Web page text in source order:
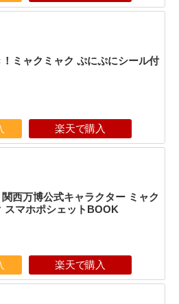
！ミャクミャク ぷにぷにシール付
楽天で購入
西万博公式キャラクター ミャク
スマホポシェットBOOK
楽天で購入